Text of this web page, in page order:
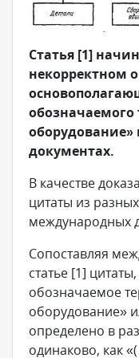
Статья [1]
некорректном
обозначаемого
документах.
В качестве
цитаты из
международных
Сопоставляя
статье [1]
обозначаемое
оборудование»
определено в
одинаково, как